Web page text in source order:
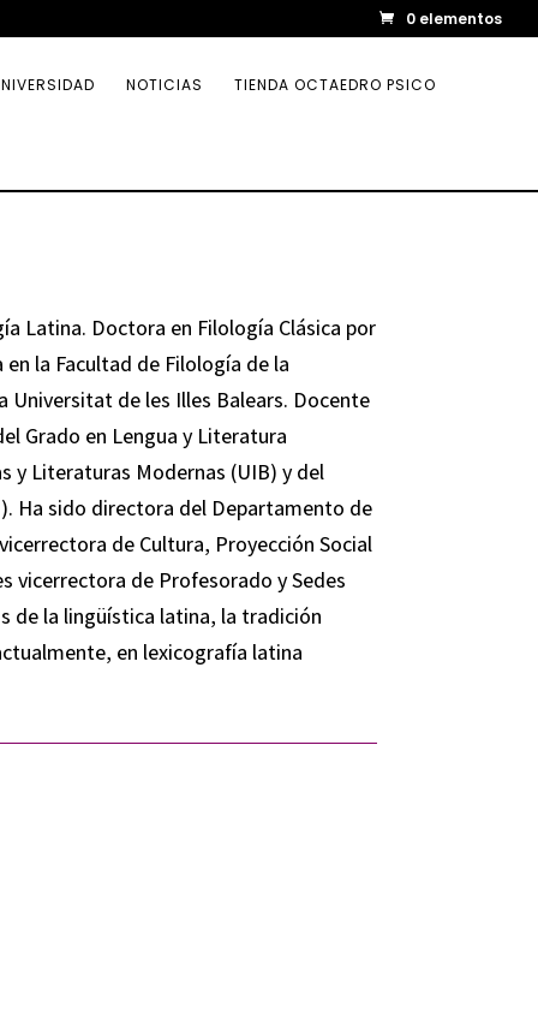
0 elementos
NOTICIAS TIENDA OCTAEDRO PSICO
Latina. Doctora en Filología Clásica por
la Facultad de Filología de la
Universitat de les Illes Balears. Docente
Grado en Lengua y Literatura
y Literaturas Modernas (UIB) y del
Ha sido directora del Departamento de
de Cultura, Proyección Social
vicerrectora de Profesorado y Sedes
de la lingüística latina, la tradición
en lexicografía latina